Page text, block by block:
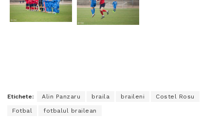
Etichete: Alin Panzaru braila braileni Costel Rosu
Fotbal fotbalul brailean